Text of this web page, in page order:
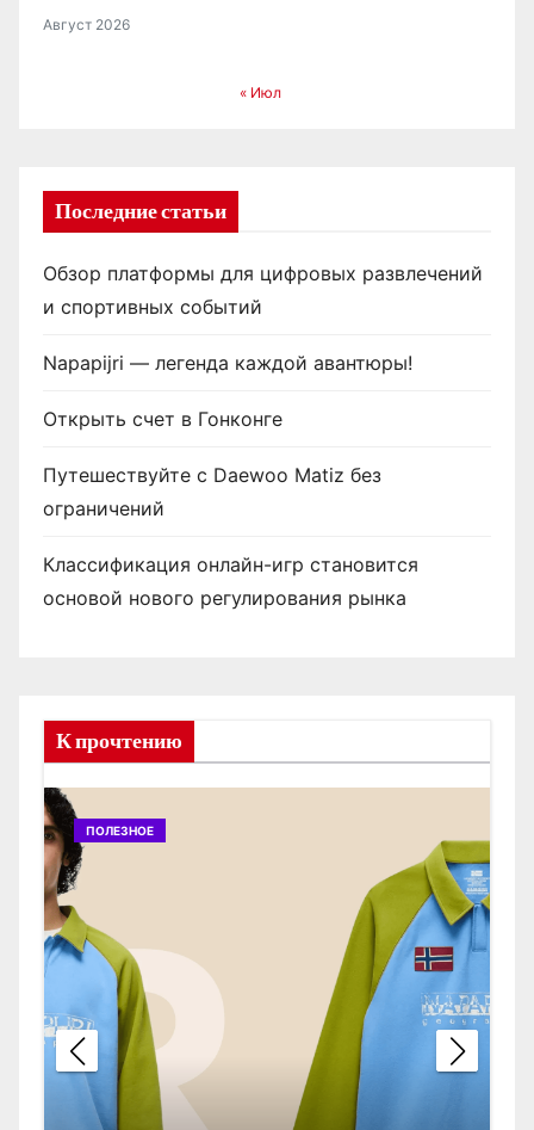
Август 2026
« Июл
Последние статьи
Обзор платформы для цифровых развлечений
и спортивных событий
Napapijri — легенда каждой авантюры!
Открыть счет в Гонконге
Путешествуйте с Daewoo Matiz без
ограничений
Классификация онлайн-игр становится
основой нового регулирования рынка
К прочтению
ПОЛЕЗНОЕ